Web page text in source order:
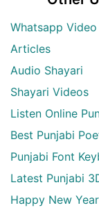
Whatsapp
Articles
Audio Shayari
Shayari Videos
Listen Online
Best Punjabi
Punjabi Font
Latest Punjabi
Happy New Year